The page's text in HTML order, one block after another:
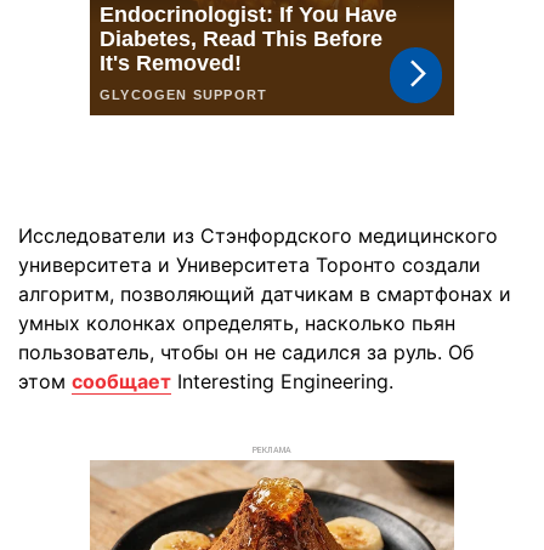
Исследователи из Стэнфордского медицинского
университета и Университета Торонто создали
алгоритм, позволяющий датчикам в смартфонах и
умных колонках определять, насколько пьян
пользователь, чтобы он не садился за руль. Об
этом сообщает Interesting Engineering.
РЕКЛАМА